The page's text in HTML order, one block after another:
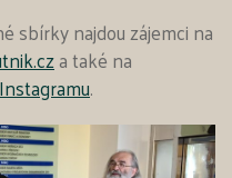
sbírky najdou zájemci na
a také na
Instagramu.